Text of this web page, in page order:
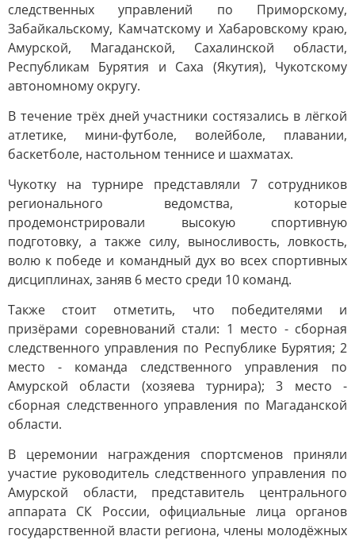
следственных управлений по Приморскому,
Забайкальскому, Камчатскому и Хабаровскому краю,
Амурской, Магаданской, Сахалинской области,
Республикам Бурятия и Саха (Якутия), Чукотскому
автономному округу.
В течение трёх дней участники состязались в лёгкой
атлетике, мини-футболе, волейболе, плавании,
баскетболе, настольном теннисе и шахматах.
Чукотку на турнире представляли 7 сотрудников
регионального ведомства, которые
продемонстрировали высокую спортивную
подготовку, а также силу, выносливость, ловкость,
волю к победе и командный дух во всех спортивных
дисциплинах, заняв 6 место среди 10 команд.
Также стоит отметить, что победителями и
призёрами соревнований стали: 1 место - сборная
следственного управления по Республике Бурятия; 2
место - команда следственного управления по
Амурской области (хозяева турнира); 3 место -
сборная следственного управления по Магаданской
области.
В церемонии награждения спортсменов приняли
участие руководитель следственного управления по
Амурской области, представитель центрального
аппарата СК России, официальные лица органов
государственной власти региона, члены молодёжных